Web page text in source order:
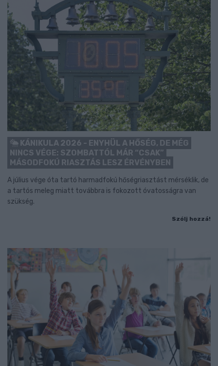
KÁNIKULA 2026 - ENYHÜL A HŐSÉG, DE MÉG
NINCS VÉGE: SZOMBATTÓL MÁR “CSAK”
MÁSODFOKÚ RIASZTÁS LESZ ÉRVÉNYBEN
A július vége óta tartó harmadfokú hőségriasztást mérséklik, de
a tartós meleg miatt továbbra is fokozott óvatosságra van
szükség.
Szólj hozzá!